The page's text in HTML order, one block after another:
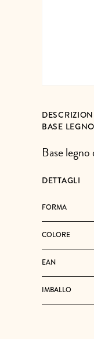
BASE
Base
DETTAGLI
FORMA
COLORE
EAN
IMBALLO